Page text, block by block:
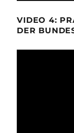
VIDEO 4:
DER